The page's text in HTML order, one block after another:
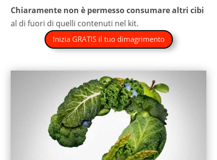
Chiaramente non è permesso consumare altri cibi
al di fuori di quelli contenuti nel kit.
Inizia GRATIS il tuo dimagrimento